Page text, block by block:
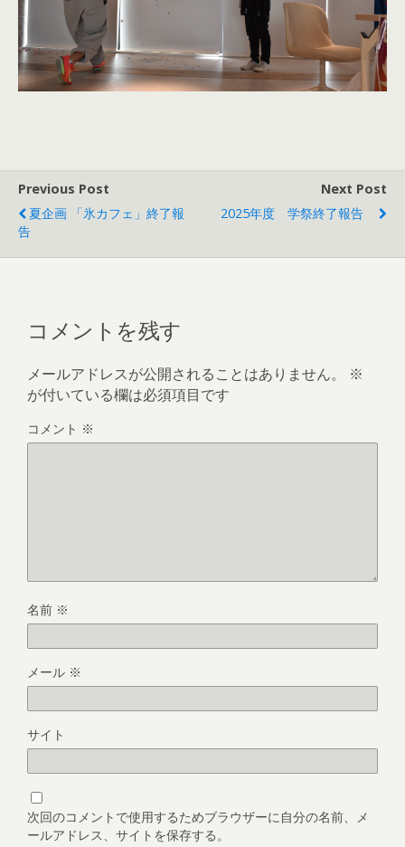
Previous Post
夏企画 「氷カフェ」終了報
告
Next Post
2025年度 学祭終了報告
コメントを残す
メールアドレスが公開されることはありません。
※
が付いている欄は必須項目です
コメント ※
名前 ※
メール ※
サイト
次回のコメントで使用するためブラウザーに自分の名前、メ
ールアドレス、サイトを保存する。